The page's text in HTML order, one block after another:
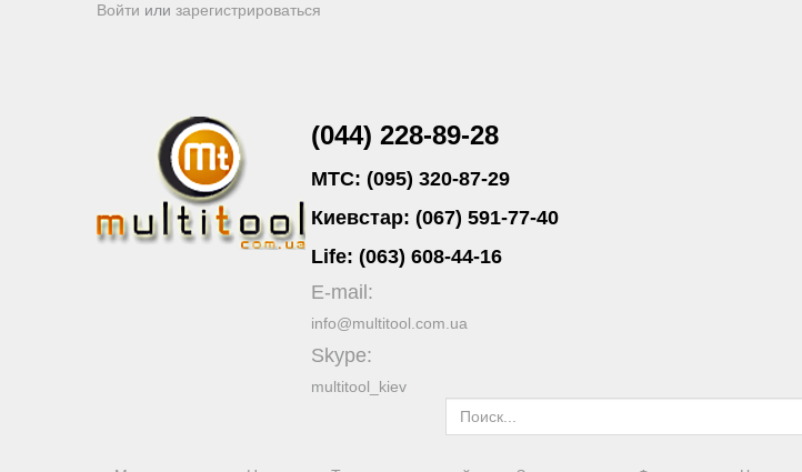
Войти или зарегистрироваться
(044) 228-89-28
MTC: (095) 320-87-29
Киевстар: (067) 591-77-40
Life: (063) 608-44-16
E-mail:
info@multitool.com.ua
Skype:
multitool_kiev